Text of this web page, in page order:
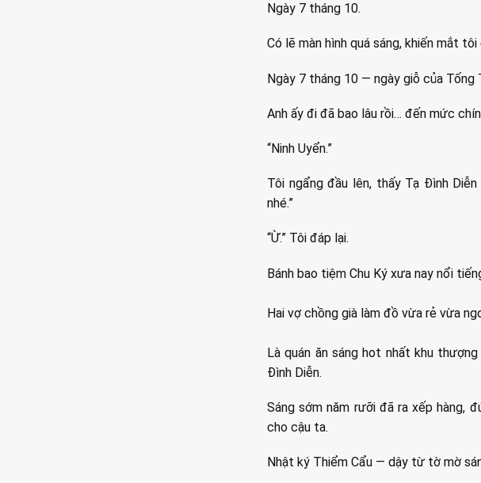
Ngày 7 tháng 10.
Có lẽ màn hình quá sáng, khiến mắt tôi
Ngày 7 tháng 10 — ngày giỗ của Tống
Anh ấy đi đã bao lâu rồi… đến mức
“Ninh Uyển.”
Tôi ngẩng đầu lên, thấy Tạ Đình
nhé.”
“Ừ.” Tôi đáp lại.
Bánh bao tiệm Chu Ký xưa nay nổi
Hai vợ chồng già làm đồ vừa rẻ vừa
Là quán ăn sáng hot nhất khu
Đình Diễn.
Sáng sớm năm rưỡi đã ra xếp hàng,
cho cậu ta.
Nhật ký Thiểm Cẩu — dậy từ tờ mờ